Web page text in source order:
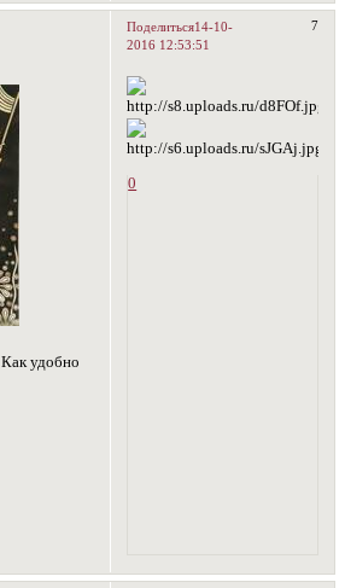
Поделиться 7
14-10-
2016 12:53:51
Как удобно
0